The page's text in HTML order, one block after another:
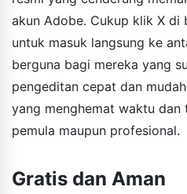
akun Adobe. Cukup klik X di
untuk masuk langsung ke
berguna bagi mereka yang
pengeditan cepat dan
yang menghemat waktu dan
pemula maupun profesional.
Gratis dan Aman